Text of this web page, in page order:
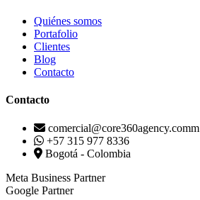
Quiénes somos
Portafolio
Clientes
Blog
Contacto
Contacto
comercial@core360agency.comm
+57 315 977 8336
Bogotá - Colombia
Meta Business Partner
Google Partner